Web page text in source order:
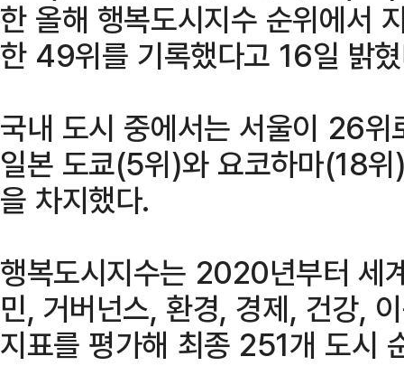
한 올해 행복도시지수 순위에서
한 49위를 기록했다고 16일 밝
국내 도시 중에서는 서울이 26
일본 도쿄(5위)와 요코하마(18
을 차지했다.
행복도시지수는 2020년부터 세
민, 거버넌스, 환경, 경제, 건강,
지표를 평가해 최종 251개 도시